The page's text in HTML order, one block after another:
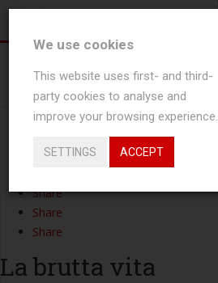
Tweet
Share
Share
Share
La brutta vita
We use cookies
This website uses first- and third-
party cookies to analyse and
improve your browsing experience.
SETTINGS ACCEPT